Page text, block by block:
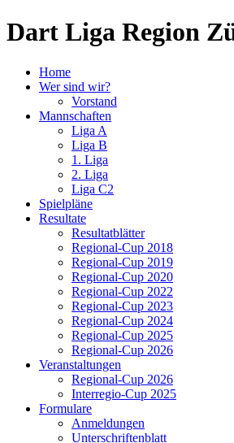
Dart Liga Region
Home
Wer sind wir?
Vorstand
Mannschaften
Liga A
Liga B
1. Liga
2. Liga
Liga C2
Spielpläne
Resultate
Resultatblätter
Regional-Cup 2018
Regional-Cup 2019
Regional-Cup 2020
Regional-Cup 2022
Regional-Cup 2023
Regional-Cup 2024
Regional-Cup 2025
Regional-Cup 2026
Veranstaltungen
Regional-Cup 2026
Interregio-Cup 2025
Formulare
Anmeldungen
Unterschriftenblatt